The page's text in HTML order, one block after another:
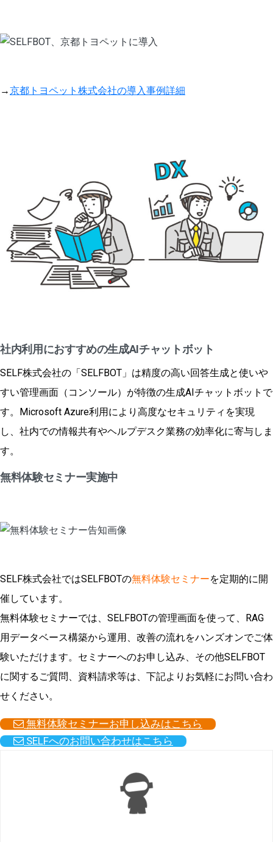
→京都トヨペット株式会社の導入事例詳細
社内利用におすすめの生成AIチャットボット
SELF株式会社の「SELFBOT」は精度の高い回答生成と使いや
すい管理画面（コンソール）が特徴の生成AIチャットボットで
す。Microsoft Azure利用により高度なセキュリティを実現
し、社内での情報共有やヘルプデスク業務の効率化に寄与しま
す。
無料体験セミナー実施中
SELF株式会社ではSELFBOTの無料体験セミナーを定期的に開
催しています。
無料体験セミナーでは、SELFBOTの管理画面を使って、RAG
用データベース構築から運用、改善の流れをハンズオンでご体
験いただけます。セミナーへのお申し込み、その他SELFBOT
に関するご質問、資料請求等は、下記よりお気軽にお問い合わ
せください。
無料体験セミナーお申し込みはこちら
SELFへのお問い合わせはこちら